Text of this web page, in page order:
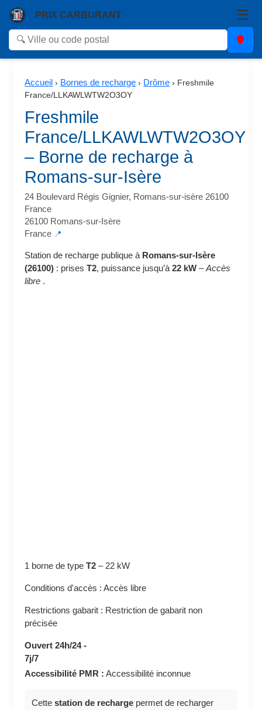
PRIX CARBURANT ☰
Accueil › Bornes de recharge › Drôme › Freshmile
France/LLKAWLWTW2O3OY
Freshmile
France/LLKAWLWTW2O3OY
– Borne de recharge à
Romans-sur-Isère
24 Boulevard Régis Gignier, Romans-sur-isère 26100
France
26100 Romans-sur-Isère
France 📍
Station de recharge publique à Romans-sur-Isère
(26100) : prisesT2, puissance jusqu’à22 kW –Accès
libre .
1 borne de typeT2 – 22 kW
Conditions d'accès : Accès libre
Restrictions gabarit : Restriction de gabarit non
précisée
Ouvert 24h/24 -
7j/7
Accessibilité PMR : Accessibilité inconnue
Cettestation de recharge permet de recharger